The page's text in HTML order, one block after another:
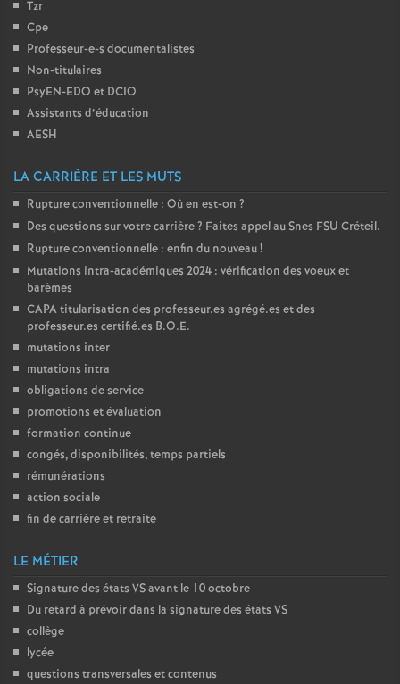
Tzr
Cpe
Professeur-e-s documentalistes
Non-titulaires
PsyEN-EDO et DCIO
Assistants d’éducation
AESH
LA CARRIÈRE ET LES MUTS
Rupture conventionnelle : Où en est-on ?
Des questions sur votre carrière? Faites appel au Snes FSU Créteil.
Rupture conventionnelle : enfin du nouveau!
Mutations intra-académiques 2024 : vérification des voeux et
barèmes
CAPAtitularisation des professeur.es agrégé.es et des
professeur.es certifié.es B.O.E.
mutations inter
mutations intra
obligations de service
promotions et évaluation
formation continue
congés, disponibilités, temps partiels
rémunérations
action sociale
fin de carrière et retraite
LE MÉTIER
Signature des états VSavant le 10 octobre
Du retard à prévoir dans la signature des états VS
collège
lycée
questions transversales et contenus